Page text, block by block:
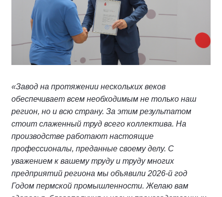
«Завод на протяжении нескольких веков
обеспечивает всем необходимым не только наш
регион, но и всю страну. За этим результатом
стоит слаженный труд всего коллектива. На
производстве работают настоящие
профессионалы, преданные своему делу. С
уважением к вашему труду и труду многих
предприятий региона мы объявили 2026-й год
Годом пермской промышленности. Желаю вам